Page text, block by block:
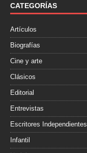
o
k
r
t
i
CATEGORÍAS
Artículos
Biografías
Cine y arte
Clásicos
Editorial
Entrevistas
Escritores Independientes
Infantil